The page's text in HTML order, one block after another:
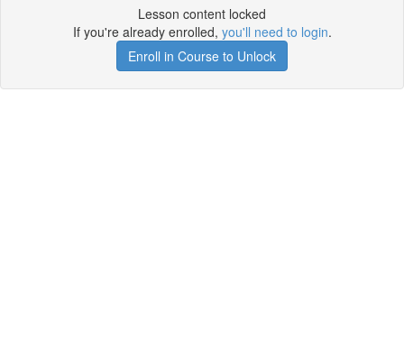
Lesson content locked
If you're already enrolled, you'll need to login.
Enroll in Course to Unlock